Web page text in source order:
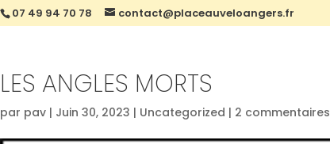
07 49 94 70 78 contact@placeauveloangers.fr
LES ANGLES MORTS
par pav| Juin 30, 2023 | Uncategorized | 2 commentaires